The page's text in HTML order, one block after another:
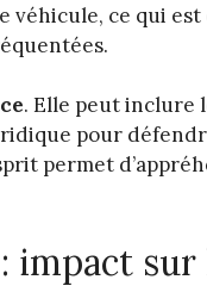
véhicule, ce qui
. Elle peut inclure
pour
permet
sur